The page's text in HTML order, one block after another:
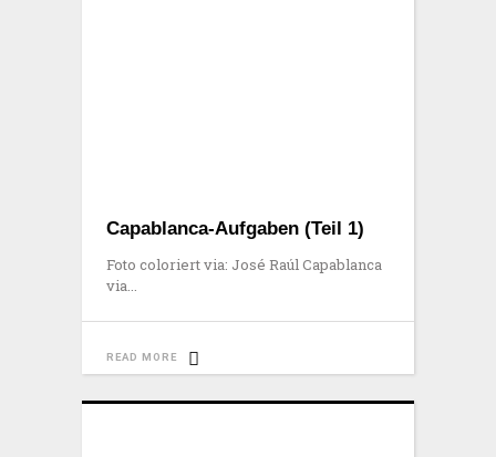
Capablanca-Aufgaben (Teil 1)
Foto coloriert via: José Raúl Capablanca
via
READ MORE